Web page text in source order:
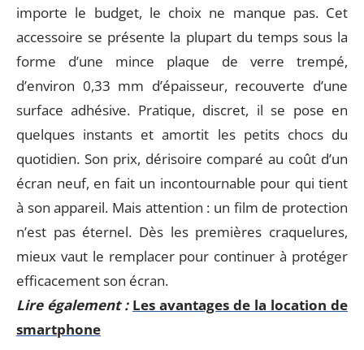
importe le budget, le choix ne manque pas. Cet
accessoire se présente la plupart du temps sous la
forme d’une mince plaque de verre trempé,
d’environ 0,33 mm d’épaisseur, recouverte d’une
surface adhésive. Pratique, discret, il se pose en
quelques instants et amortit les petits chocs du
quotidien. Son prix, dérisoire comparé au coût d’un
écran neuf, en fait un incontournable pour qui tient
à son appareil. Mais attention : un film de protection
n’est pas éternel. Dès les premières craquelures,
mieux vaut le remplacer pour continuer à protéger
efficacement son écran.
Lire également : Les avantages de la location de
smartphone